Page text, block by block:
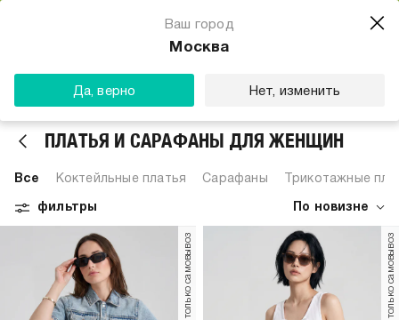
Ваш город
Москва
Да, верно Нет, изменить
ПЛАТЬЯ И САРАФАНЫ ДЛЯ ЖЕНЩИН
Все Коктейльные платья Сарафаны Трикотажные
По новизне
фильтры
только самовывоз только самовывоз
Магазин одежды для тебя